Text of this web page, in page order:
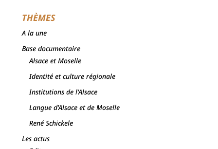
THÈMES
A la une
Base documentaire
Alsace et Moselle
Identité et culture régionale
Institutions de l'Alsace
Langue d'Alsace et de Moselle
René Schickele
Les actus